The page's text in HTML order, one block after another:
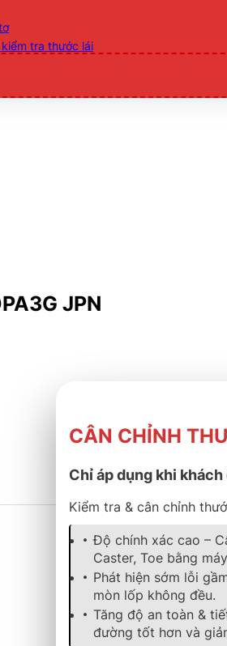
kiểm tra thước lái
JPN
CÂN CHỈNH
Chỉ áp dụng khi
Kiểm tra & cân chỉnh
Độ chính xác cao –
Caster, Toe bằng
Phát hiện sớm lỗi
mòn lốp không đều.
Tăng độ an toàn &
đường tốt hơn và